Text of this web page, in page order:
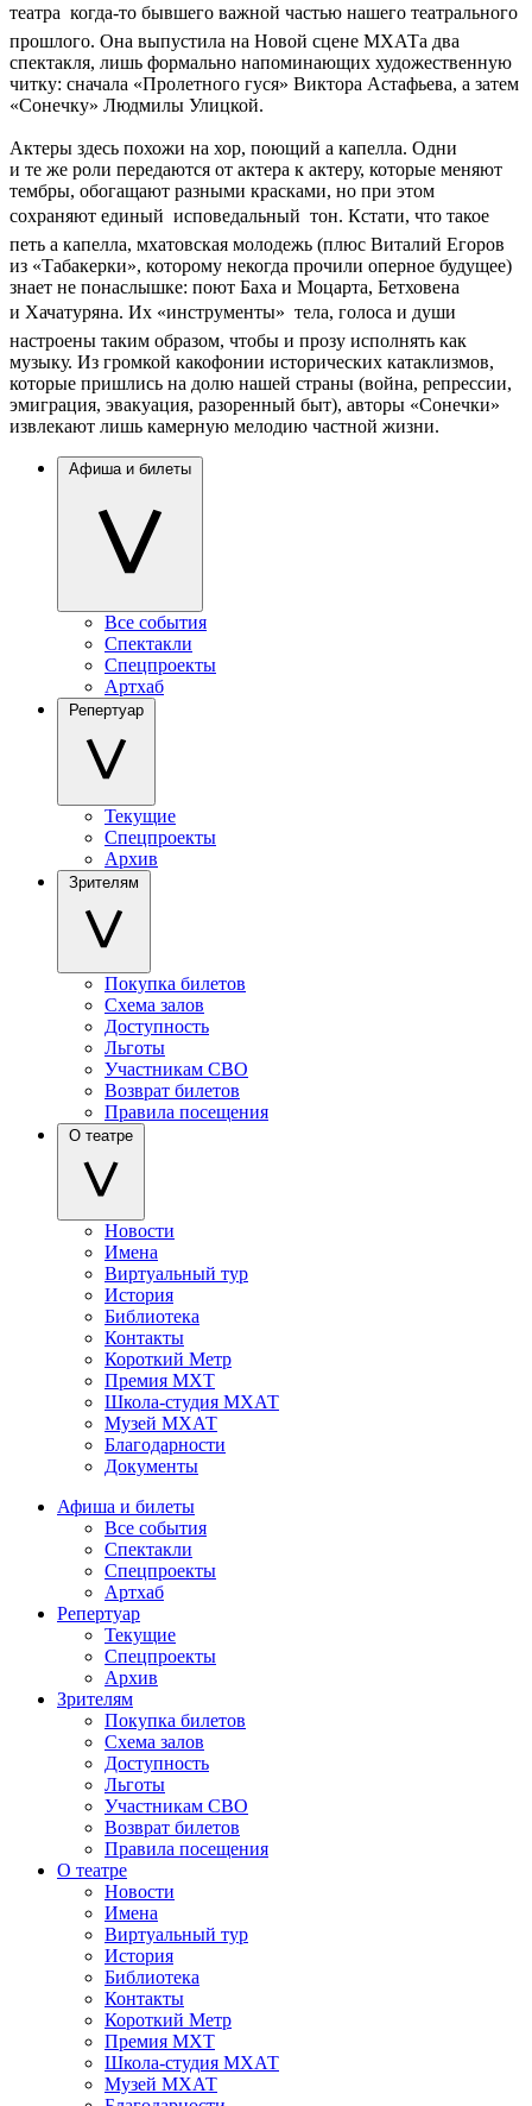
театра  когда-то бывшего важной частью нашего театрального
прошлого. Она выпустила на Новой сцене МХАТа два
спектакля, лишь формально напоминающих художественную
читку: сначала «Пролетного гуся» Виктора Астафьева, а затем
«Сонечку» Людмилы Улицкой.
Актеры здесь похожи на хор, поющий а капелла. Одни
и те же роли передаются от актера к актеру, которые меняют
тембры, обогащают разными красками, но при этом
сохраняют единый  исповедальный  тон. Кстати, что такое
петь а капелла, мхатовская молодежь (плюс Виталий Егоров
из «Табакерки», которому некогда прочили оперное будущее)
знает не понаслышке: поют Баха и Моцарта, Бетховена
и Хачатуряна. Их «инструменты»  тела, голоса и души 
настроены таким образом, чтобы и прозу исполнять как
музыку. Из громкой какофонии исторических катаклизмов,
которые пришлись на долю нашей страны (война, репрессии,
эмиграция, эвакуация, разоренный быт), авторы «Сонечки»
извлекают лишь камерную мелодию частной жизни.
Афиша и билеты
Все события
Спектакли
Спецпроекты
Артхаб
Репертуар
Текущие
Спецпроекты
Архив
Зрителям
Покупка билетов
Схема залов
Доступность
Льготы
Участникам СВО
Возврат билетов
Правила посещения
О театре
Новости
Имена
Виртуальный тур
История
Библиотека
Контакты
Короткий Метр
Премия МХТ
Школа-студия МХАТ
Музей МХАТ
Благодарности
Документы
Афиша и билеты
Все события
Спектакли
Спецпроекты
Артхаб
Репертуар
Текущие
Спецпроекты
Архив
Зрителям
Покупка билетов
Схема залов
Доступность
Льготы
Участникам СВО
Возврат билетов
Правила посещения
О театре
Новости
Имена
Виртуальный тур
История
Библиотека
Контакты
Короткий Метр
Премия МХТ
Школа-студия МХАТ
Музей МХАТ